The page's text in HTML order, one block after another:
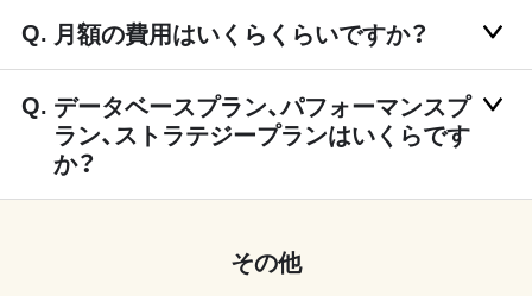
月額の費用はいくらくらいですか？
データベースプラン、パフォーマンスプ
ラン、ストラテジープランはいくらです
か？
その他